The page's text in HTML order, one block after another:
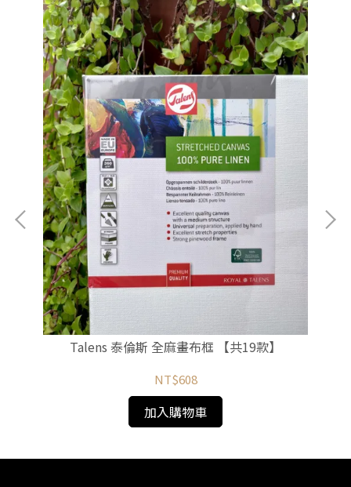
Talens 泰倫斯 全麻畫布框 【共19款】
NT$608
加入購物車